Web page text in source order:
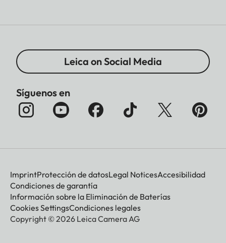
Leica on Social Media
Síguenos en
ImprintProtección de datosLegal NoticesAccesibilidad
Condiciones de garantía
Información sobre la Eliminación de Baterías
Cookies SettingsCondiciones legales
Copyright © 2026 Leica Camera AG